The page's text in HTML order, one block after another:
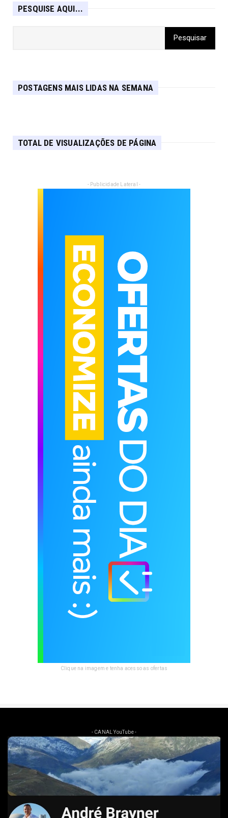
PESQUISE AQUI...
POSTAGENS MAIS LIDAS NA SEMANA
TOTAL DE VISUALIZAÇÕES DE PÁGINA
- Publicidade Lateral -
Clique na imagem e tenha acesso as ofertas
- CANAL YouTube -